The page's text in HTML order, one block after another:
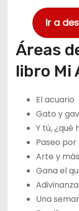
Ir a
Áreas
libro Mi
El acuario
Gato y
Y tú, ¿qué
Paseo
Arte y
Gana el
Una